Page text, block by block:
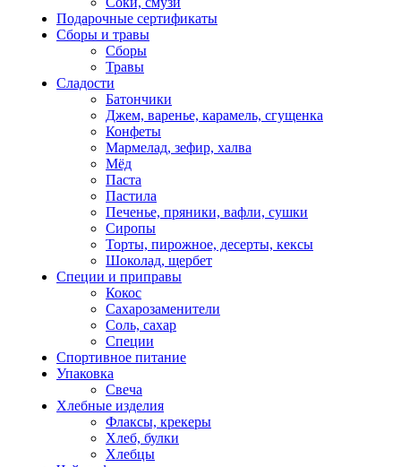
Подарочные сертификаты
Сборы и травы
Сборы
Травы
Сладости
Батончики
Джем, варенье, карамель, сгущенка
Конфеты
Мармелад, зефир, халва
Мёд
Паста
Пастила
Печенье, пряники, вафли, сушки
Сиропы
Торты, пирожное, десерты, кексы
Шоколад, щербет
Специи и приправы
Кокос
Сахарозаменители
Соль, сахар
Специи
Спортивное питание
Упаковка
Свеча
Хлебные изделия
Флаксы, крекеры
Хлеб, булки
Хлебцы